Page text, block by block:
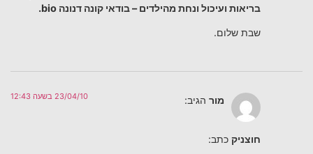
בריאות ועיכול ונחת מהילדים – בודאי קונה דנונה bio.
שבת שלום.
מור הגיב: 23/04/10 בשעה 12:43
חוצניק כתב: